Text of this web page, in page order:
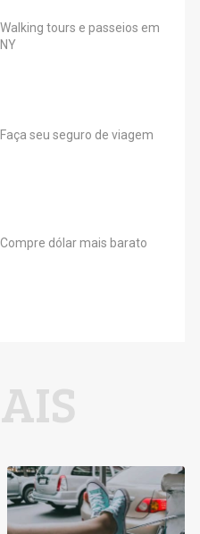
Walking tours e passeios em
NY
Faça seu seguro de viagem
Compre dólar mais barato